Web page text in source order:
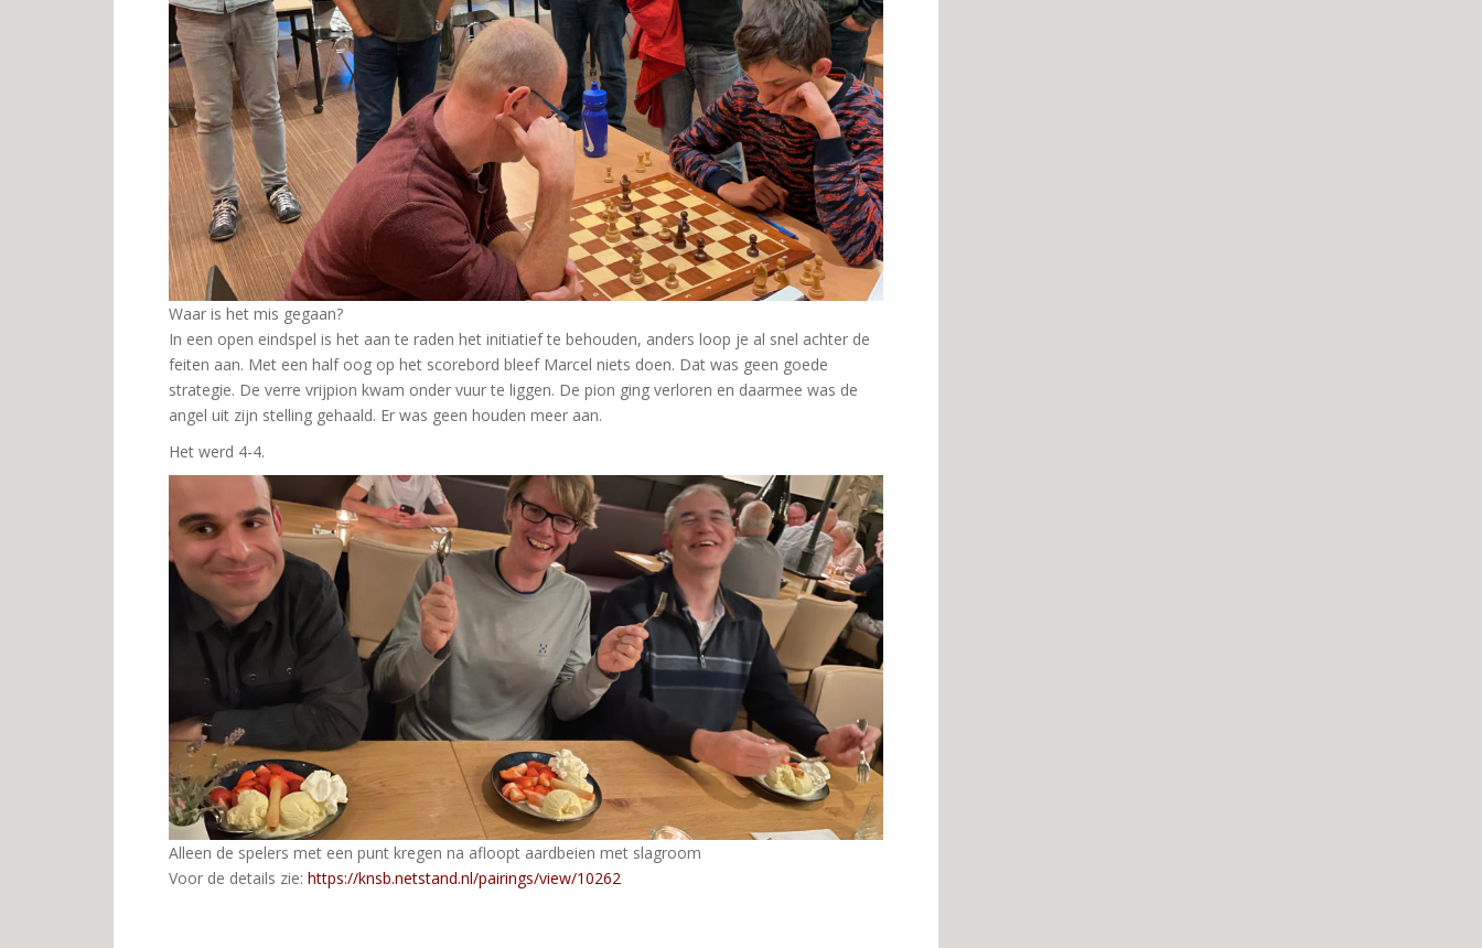
Waar is het mis gegaan?
In een open eindspel is het aan te raden het initiatief te behouden, anders loop je al snel achter de
feiten aan. Met een half oog op het scorebord bleef Marcel niets doen. Dat was geen goede
strategie. De verre vrijpion kwam onder vuur te liggen. De pion ging verloren en daarmee was de
angel uit zijn stelling gehaald. Er was geen houden meer aan.
Het werd 4-4.
Alleen de spelers met een punt kregen na afloopt aardbeien met slagroom
Voor de details zie: https://knsb.netstand.nl/pairings/view/10262